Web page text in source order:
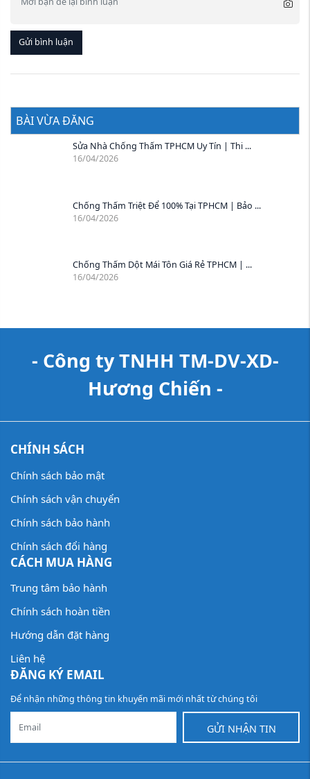
Gửi bình luận
BÀI VỪA ĐĂNG
Sửa Nhà Chống Thấm TPHCM Uy Tín | Thi ...
16/04/2026
Chống Thấm Triệt Để 100% Tại TPHCM | Bảo ...
16/04/2026
Chống Thấm Dột Mái Tôn Giá Rẻ TPHCM | ...
16/04/2026
- Công ty TNHH TM-DV-XD-
Hương Chiến -
CHÍNH SÁCH
Chính sách bảo mật
Chính sách vận chuyển
Chính sách bảo hành
Chính sách đổi hàng
CÁCH MUA HÀNG
Trung tâm bảo hành
Chính sách hoàn tiền
Hướng dẫn đặt hàng
Liên hệ
ĐĂNG KÝ EMAIL
Để nhận những thông tin khuyến mãi mới nhất từ chúng tôi
GỬI NHẬN TIN